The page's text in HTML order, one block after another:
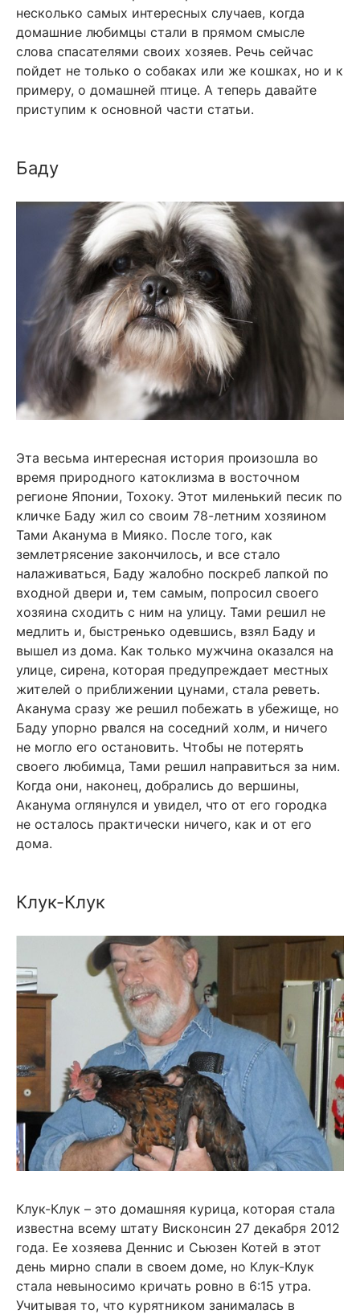
несколько самых интересных случаев, когда
домашние любимцы стали в прямом смысле
слова спасателями своих хозяев. Речь сейчас
пойдет не только о собаках или же кошках, но и к
примеру, о домашней птице. А теперь давайте
приступим к основной части статьи.
Баду
Эта весьма интересная история произошла во
время природного катоклизма в восточном
регионе Японии, Тохоку. Этот миленький песик по
кличке Баду жил со своим 78-летним хозяином
Тами Аканума в Мияко. После того, как
землетрясение закончилось, и все стало
налаживаться, Баду жалобно поскреб лапкой по
входной двери и, тем самым, попросил своего
хозяина сходить с ним на улицу. Тами решил не
медлить и, быстренько одевшись, взял Баду и
вышел из дома. Как только мужчина оказался на
улице, сирена, которая предупреждает местных
жителей о приближении цунами, стала реветь.
Аканума сразу же решил побежать в убежище, но
Баду упорно рвался на соседний холм, и ничего
не могло его остановить. Чтобы не потерять
своего любимца, Тами решил направиться за ним.
Когда они, наконец, добрались до вершины,
Аканума оглянулся и увидел, что от его городка
не осталось практически ничего, как и от его
дома.
Клук-Клук
Клук-Клук – это домашняя курица, которая стала
известна всему штату Висконсин 27 декабря 2012
года. Ее хозяева Деннис и Сьюзен Котей в этот
день мирно спали в своем доме, но Клук-Клук
стала невыносимо кричать ровно в 6:15 утра.
Учитывая то, что курятником занималась в